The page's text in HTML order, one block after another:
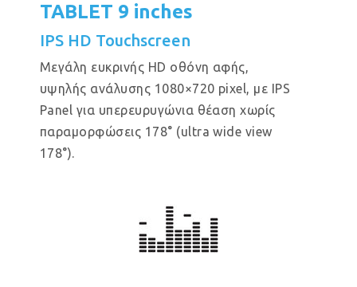
TABLET 9 inches
IPS HD Touchscreen
Μεγάλη ευκρινής HD οθόνη αφής,
υψηλής ανάλυσης 1080×720 pixel, με IPS
Panel για υπερευρυγώνια θέαση χωρίς
παραμορφώσεις 178° (ultra wide view
178°).